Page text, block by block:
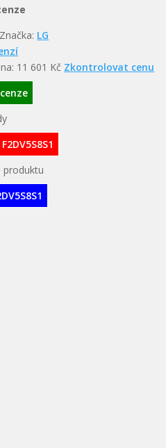
Značka: LG
11 601 Kč Zkontrolovat cenu
produktu